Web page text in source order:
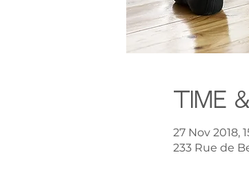
Time
27 Nov 2018,
233 Rue de